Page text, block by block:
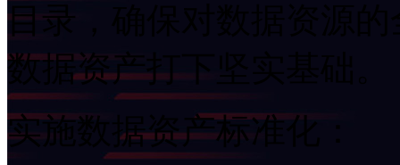
目录，确保对数据资源
数据资产打下坚实基础。
实施数据资产标准化：